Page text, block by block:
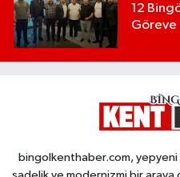
12
Göreve
bingolkenthaber.com, yepyeni